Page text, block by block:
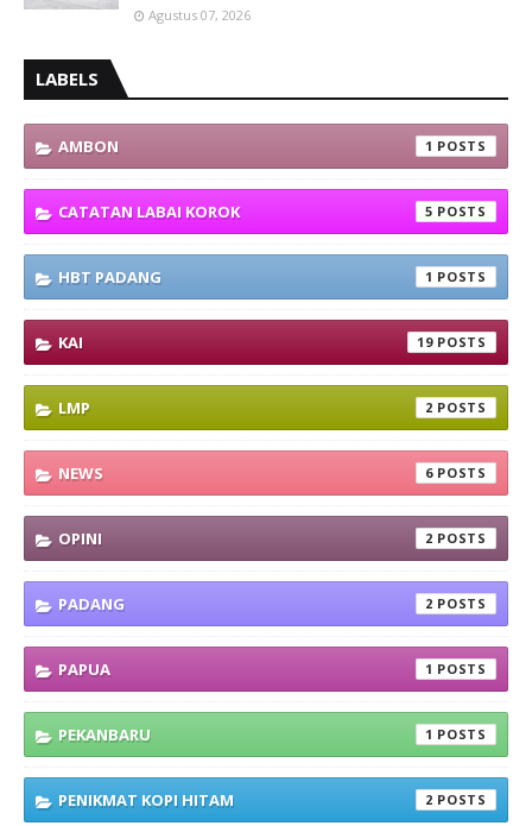
Agustus 07, 2026
LABELS
AMBON 1
CATATAN LABAI KOROK 5
HBT PADANG 1
KAI 19
LMP 2
NEWS 6
OPINI 2
PADANG 2
PAPUA 1
PEKANBARU 1
PENIKMAT KOPI HITAM 2